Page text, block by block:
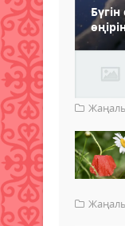
Бүгін